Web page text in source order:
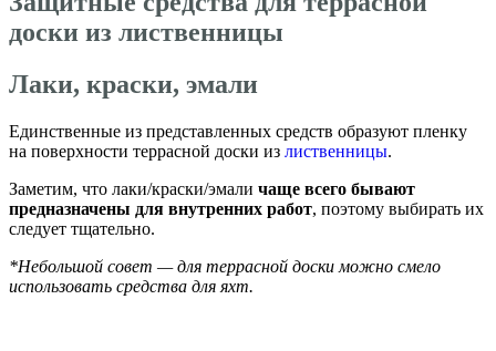
доски из лиственницы
Лаки, краски, эмали
Единственные из представленных средств образуют пленку
на поверхности террасной доски из лиственницы.
Заметим, что лаки/краски/эмали чаще всего бывают
предназначены для внутренних работ, поэтому выбирать их
следует тщательно.
*Небольшой совет — для террасной доски можно смело
использовать средства для яхт.